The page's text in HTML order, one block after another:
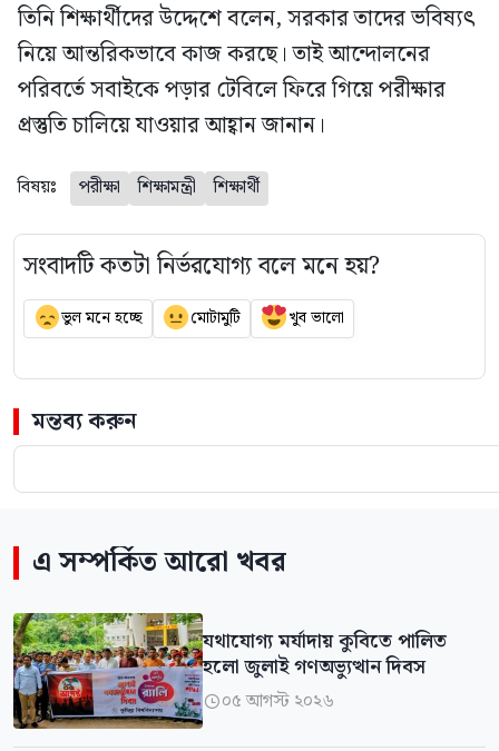
তিনি শিক্ষার্থীদের উদ্দেশে বলেন, সরকার তাদের ভবিষ্যৎ
নিয়ে আন্তরিকভাবে কাজ করছে। তাই আন্দোলনের
পরিবর্তে সবাইকে পড়ার টেবিলে ফিরে গিয়ে পরীক্ষার
প্রস্তুতি চালিয়ে যাওয়ার আহ্বান জানান।
বিষয়ঃ পরীক্ষা শিক্ষামন্ত্রী শিক্ষার্থী
সংবাদটি কতটা নির্ভরযোগ্য বলে মনে হয়?
ভুল মনে হচ্ছে মোটামুটি খুব ভালো
মন্তব্য করুন
এ সম্পর্কিত আরো খবর
‎যথাযোগ্য মর্যাদায় কুবিতে পালিত
হলো জুলাই গণঅভ্যুত্থান দিবস
০৫ আগস্ট ২০২৬